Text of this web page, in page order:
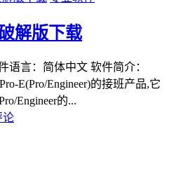
解版下载
语言：简体中文 软件简介：
E(Pro/Engineer)的接班产品,它
Engineer的...
论